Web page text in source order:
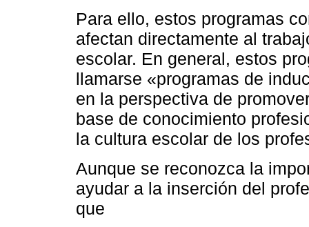
Para ello, estos programas
afectan directamente al
escolar. En general, estos
llamarse «programas de
en la perspectiva de
base de conocimiento
la cultura escolar de los
Aunque se reconozca la
ayudar a la inserción del
que